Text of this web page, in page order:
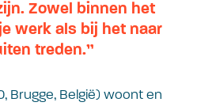
Zowel binnen het
werk als bij het naar
treden.”
Brugge, België) woont en